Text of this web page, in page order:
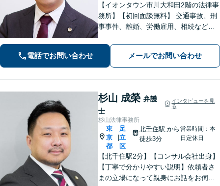
【イオンタウン市川大和田2階の法律事
務所】【初回面談無料】 交通事故、刑
事事件、離婚、労働雇用、相続などの
経験15年以上】依頼者様に寄り添い、
解決へと導きます【電話相談可】【本
八幡駅9分】
電話でお問い合わせ メールでお問い合わせ
杉山 成榮 弁護
士
インタビューを見
る
杉山法律事務所
東
京
都
|
足
立
区
北千住駅 から
徒歩3分
営業時間：本
日定休日
【北千住駅2分】【コンサル会社出身】
【丁寧で分かりやすい説明】依頼者さ
まの立場になって親身にお話をお伺い